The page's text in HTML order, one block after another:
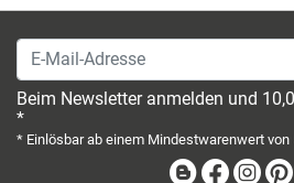
E-Mail-Adresse
Beim Newsletter anmelden und
*
* Einlösbar ab einem Mindestwarenwert von
Blog